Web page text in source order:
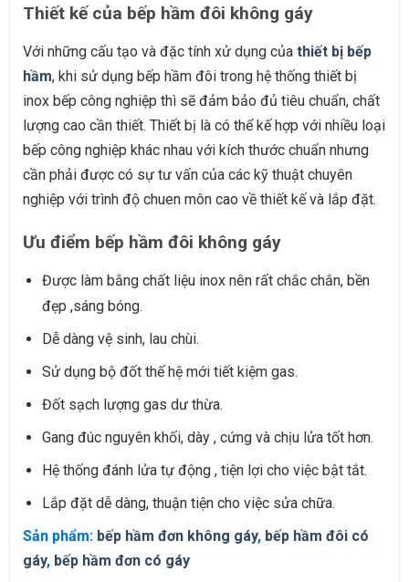
Thiết kế của bếp hầm đôi không gáy
Với những cấu tạo và đặc tính xử dụng của thiết bị bếp
hầm, khi sử dụng bếp hầm đôi trong hệ thống thiết bị
inox bếp công nghiệp thì sẽ đảm bảo đủ tiêu chuẩn, chất
lượng cao cần thiết. Thiết bị là có thể kế hợp với nhiều loại
bếp công nghiệp khác nhau với kích thước chuẩn nhưng
cần phải được có sự tư vấn của các kỹ thuật chuyên
nghiệp với trình độ chuen môn cao về thiết kế và lắp đặt.
Ưu điểm bếp hầm đôi không gáy
Được làm bằng chất liệu inox nên rất chắc chắn, bền
đẹp ,sáng bóng.
Dễ dàng vệ sinh, lau chùi.
Sử dụng bộ đốt thế hệ mới tiết kiệm gas.
Đốt sạch lượng gas dư thừa.
Gang đúc nguyên khối, dày , cứng và chịu lửa tốt hơn.
Hệ thống đánh lửa tự động , tiện lợi cho việc bật tắt.
Lắp đặt dễ dàng, thuận tiện cho việc sửa chữa.
Sản phẩm: bếp hầm đơn không gáy, bếp hầm đôi có
gáy, bếp hầm đơn có gáy